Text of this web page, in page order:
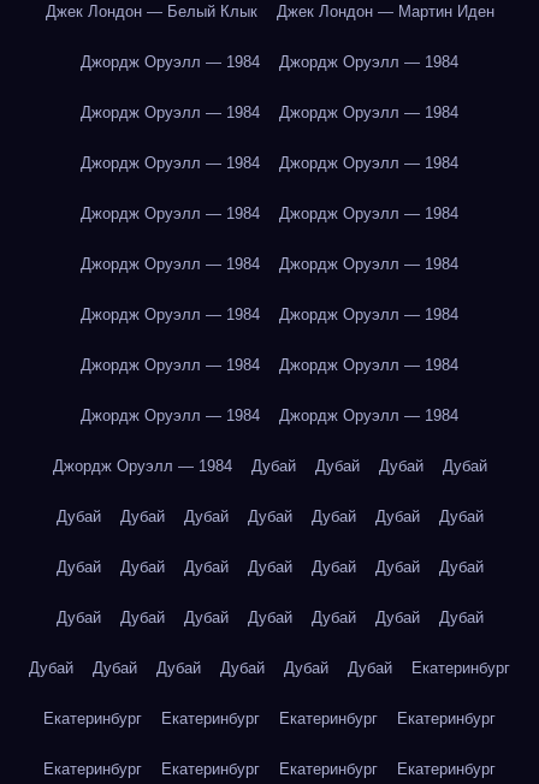
Джек Лондон — Белый Клык Джек Лондон — Мартин Иден
Джордж Оруэлл — 1984 Джордж Оруэлл — 1984
Джордж Оруэлл — 1984 Джордж Оруэлл — 1984
Джордж Оруэлл — 1984 Джордж Оруэлл — 1984
Джордж Оруэлл — 1984 Джордж Оруэлл — 1984
Джордж Оруэлл — 1984 Джордж Оруэлл — 1984
Джордж Оруэлл — 1984 Джордж Оруэлл — 1984
Джордж Оруэлл — 1984 Джордж Оруэлл — 1984
Джордж Оруэлл — 1984 Джордж Оруэлл — 1984
Джордж Оруэлл — 1984 Дубай Дубай Дубай Дубай
Дубай Дубай Дубай Дубай Дубай Дубай Дубай
Дубай Дубай Дубай Дубай Дубай Дубай Дубай
Дубай Дубай Дубай Дубай Дубай Дубай Дубай
Дубай Дубай Дубай Дубай Дубай Дубай Екатеринбург
Екатеринбург Екатеринбург Екатеринбург Екатеринбург
Екатеринбург Екатеринбург Екатеринбург Екатеринбург